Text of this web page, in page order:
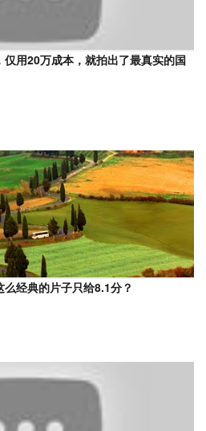
仅用20万成本，就拍出了最真实的国
么经典的片子只给8.1分？